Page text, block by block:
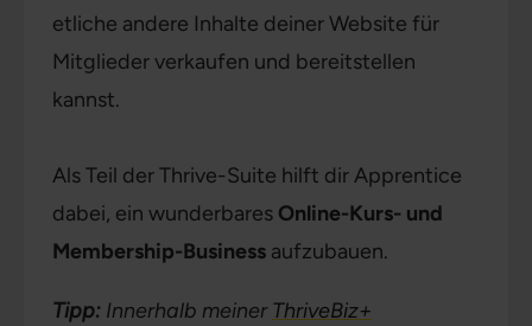
etliche andere Inhalte deiner Website für
Mitglieder verkaufen und bereitstellen
kannst.
Als Teil der Thrive-Suite hilft dir Apprentice
dabei, ein wunderbares Online-Kurs- und
Membership-Business aufzubauen.
Tipp: Innerhalb meinerThriveBiz+